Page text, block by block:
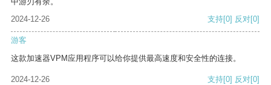
2024-12-26
支持[0] 反对[0]
游客
这款加速器VPM应用程序可以给你提供最高速度和安全性的连接。
2024-12-26 支持[0] 反对[0]